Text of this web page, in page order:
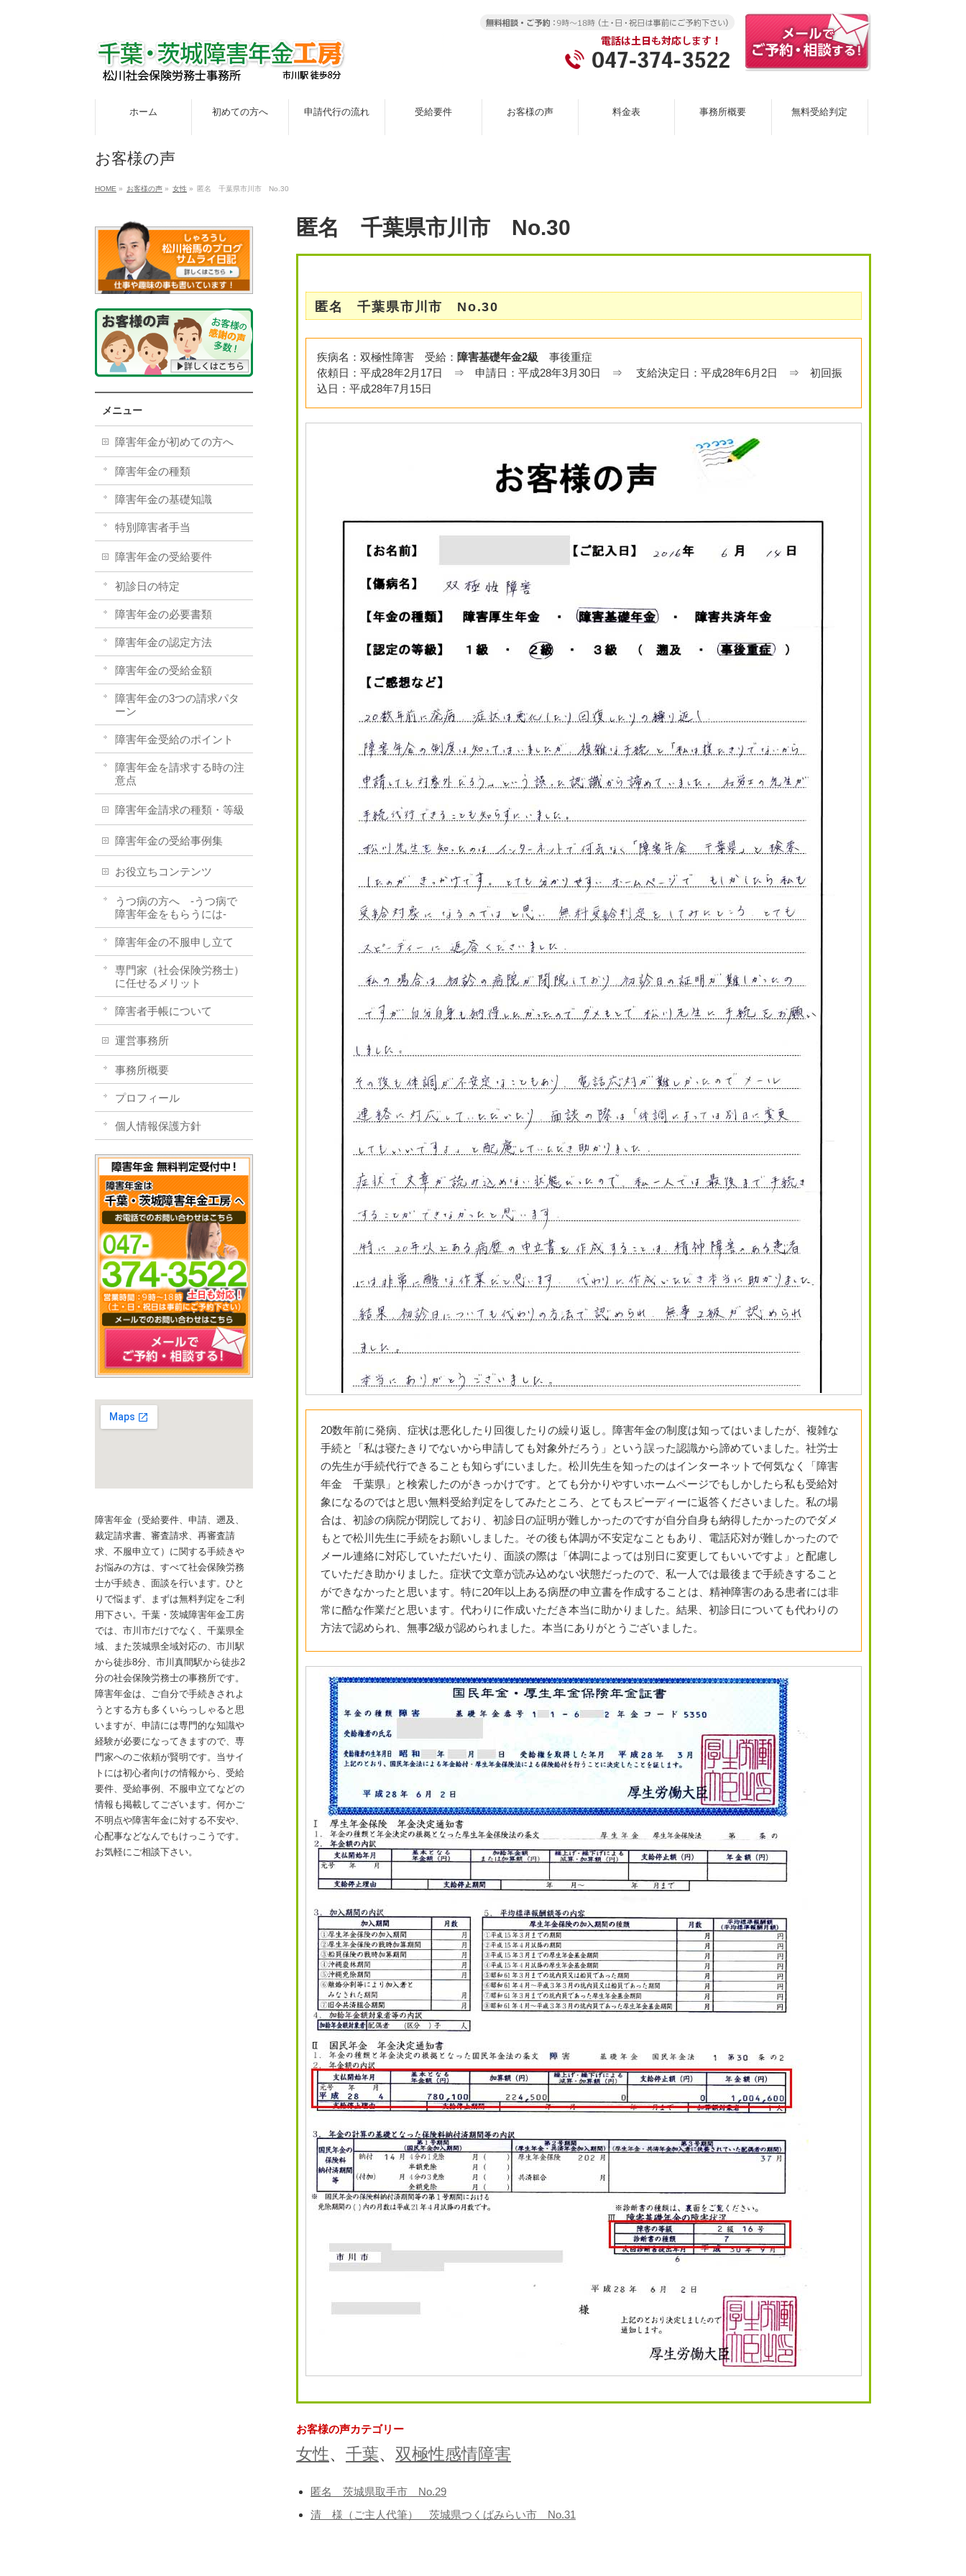
ホーム 初めての方へ 申請代行の流れ 受給要件 お客様の声 料金表 事務所概要 無料受給判定
お客様の声
HOME » お客様の声 » 女性 » 匿名 千葉県市川市 No.30
匿名 千葉県市川市 No.30
匿名 千葉県市川市 No.30
疾病名：双極性障害 受給： 障害基礎年金2級 事後重症
依頼日：平成28年2月17日 ⇒ 申請日：平成28年3月30日 ⇒ 支給決定日：平成28年6月2日 ⇒ 初回振
込日：平成28年7月15日
20数年前に発病、症状は悪化したり回復したりの繰り返し。障害年金の制度は知ってはいましたが、複雑な
手続と「私は寝たきりでないから申請しても対象外だろう」という誤った認識から諦めていました。社労士
の先生が手続代行できることも知らずにいました。松川先生を知ったのはインターネットで何気なく「障害
年金 千葉県」と検索したのがきっかけです。とても分かりやすいホームページでもしかしたら私も受給対
象になるのではと思い無料受給判定をしてみたところ、とてもスピーディーに返答くださいました。私の場
合は、初診の病院が閉院しており、初診日の証明が難しかったのですが自分自身も納得したかったのでダメ
もとで松川先生に手続をお願いしました。その後も体調が不安定なこともあり、電話応対が難しかったので
メール連絡に対応していただいたり、面談の際は「体調によっては別日に変更してもいいですよ」と配慮し
ていただき助かりました。症状で文章が読み込めない状態だったので、私一人では最後まで手続きすること
ができなかったと思います。特に20年以上ある病歴の申立書を作成することは、精神障害のある患者には非
常に酷な作業だと思います。代わりに作成いただき本当に助かりました。結果、初診日についても代わりの
方法で認められ、無事2級が認められました。本当にありがとうございました。
お客様の声カテゴリー
女性、 千葉、 双極性感情障害
匿名 茨城県取手市 No.29
清 様（ご主人代筆） 茨城県つくばみらい市 No.31
メニュー
障害年金が初めての方へ
障害年金の種類
障害年金の基礎知識
特別障害者手当
障害年金の受給要件
初診日の特定
障害年金の必要書類
障害年金の認定方法
障害年金の受給金額
障害年金の3つの請求パタ
ーン
障害年金受給のポイント
障害年金を請求する時の注
意点
障害年金請求の種類・等級
障害年金の受給事例集
お役立ちコンテンツ
うつ病の方へ -うつ病で
障害年金をもらうには-
障害年金の不服申し立て
専門家（社会保険労務士）
に任せるメリット
障害者手帳について
運営事務所
事務所概要
プロフィール
個人情報保護方針
障害年金（受給要件、申請、遡及、
裁定請求書、審査請求、再審査請
求、不服申立て）に関する手続きや
お悩みの方は、すべて社会保険労務
士が手続き、面談を行います。ひと
りで悩まず、まずは無料判定をご利
用下さい。千葉・茨城障害年金工房
では、市川市だけでなく、千葉県全
域、また茨城県全域対応の、市川駅
から徒歩8分、市川真間駅から徒歩2
分の社会保険労務士の事務所です。
障害年金は、ご自分で手続きされよ
うとする方も多くいらっしゃると思
いますが、申請には専門的な知識や
経験が必要になってきますので、専
門家へのご依頼が賢明です。当サイ
トには初心者向けの情報から、受給
要件、受給事例、不服申立てなどの
情報も掲載してございます。何かご
不明点や障害年金に対する不安や、
心配事などなんでもけっこうです。
お気軽にご相談下さい。